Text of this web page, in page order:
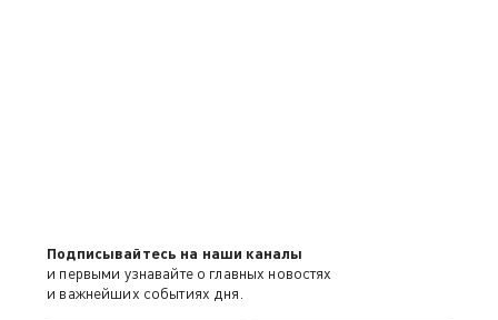
Подписывайтесь на наши каналы
и первыми узнавайте о главных новостях
и важнейших событиях дня.